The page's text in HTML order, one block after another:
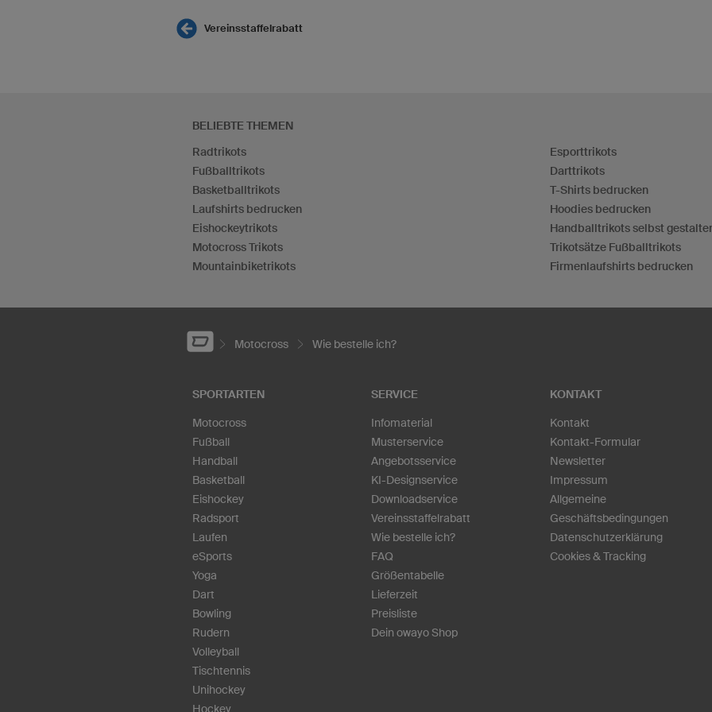
Vereinsstaffelrabatt
BELIEBTE THEMEN
Radtrikots
Fußballtrikots
Basketballtrikots
Laufshirts bedrucken
Eishockeytrikots
Motocross Trikots
Mountainbiketrikots
Esporttrikots
Darttrikots
T-Shirts bedrucken
Hoodies bedrucken
Handballtrikots selbst
Trikotsätze Fußballtrikots
Firmenlaufshirts bedrucken
Motocross Wie bestelle ich?
SPORTARTEN
Motocross
Fußball
Handball
Basketball
Eishockey
Radsport
Laufen
eSports
Yoga
Dart
Bowling
Rudern
Volleyball
Tischtennis
Unihockey
Hockey
SERVICE
Infomaterial
Musterservice
Angebotsservice
KI-Designservice
Downloadservice
Vereinsstaffelrabatt
Wie bestelle ich?
FAQ
Größentabelle
Lieferzeit
Preisliste
Dein owayo Shop
KONTAKT
Kontakt
Kontakt-Formular
Newsletter
Impressum
Allgemeine
Geschäftsbedingungen
Datenschutzerklärung
Cookies & Tracking